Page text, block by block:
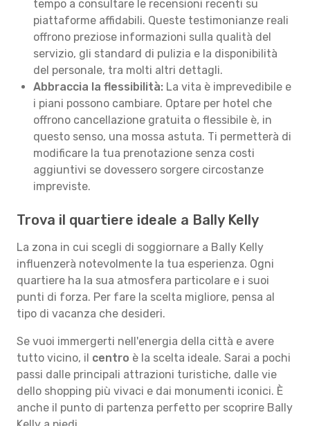
tempo a consultare le recensioni recenti su
piattaforme affidabili. Queste testimonianze reali
offrono preziose informazioni sulla qualità del
servizio, gli standard di pulizia e la disponibilità
del personale, tra molti altri dettagli.
Abbraccia la flessibilità: La vita è imprevedibile e
i piani possono cambiare. Optare per hotel che
offrono cancellazione gratuita o flessibile è, in
questo senso, una mossa astuta. Ti permetterà di
modificare la tua prenotazione senza costi
aggiuntivi se dovessero sorgere circostanze
impreviste.
Trova il quartiere ideale a Bally Kelly
La zona in cui scegli di soggiornare a Bally Kelly
influenzerà notevolmente la tua esperienza. Ogni
quartiere ha la sua atmosfera particolare e i suoi
punti di forza. Per fare la scelta migliore, pensa al
tipo di vacanza che desideri.
Se vuoi immergerti nell'energia della città e avere
tutto vicino, il centro è la scelta ideale. Sarai a pochi
passi dalle principali attrazioni turistiche, dalle vie
dello shopping più vivaci e dai monumenti iconici. È
anche il punto di partenza perfetto per scoprire Bally